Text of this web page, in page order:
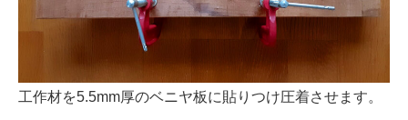
工作材を5.5mm厚のベニヤ板に貼りつけ圧着させます。